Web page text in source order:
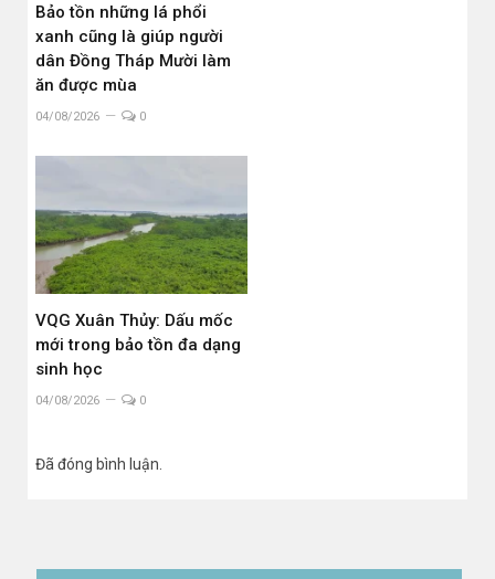
Bảo tồn những lá phổi
xanh cũng là giúp người
dân Đồng Tháp Mười làm
ăn được mùa
04/08/2026 0
VQG Xuân Thủy: Dấu mốc
mới trong bảo tồn đa dạng
sinh học
04/08/2026 0
Đã đóng bình luận.